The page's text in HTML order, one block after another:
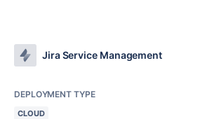
Jira Service Management
DEPLOYMENT TYPE
CLOUD